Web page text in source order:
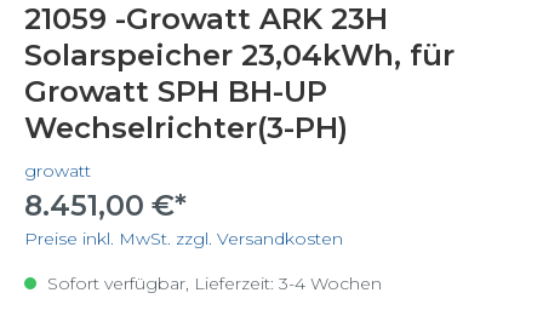
21059 -Growatt ARK 23H
Solarspeicher 23,04kWh, für
Growatt SPH BH-UP
Wechselrichter(3-PH)
growatt
8.451,00 €*
Preise inkl. MwSt. zzgl. Versandkosten
Sofort verfügbar, Lieferzeit: 3-4 Wochen